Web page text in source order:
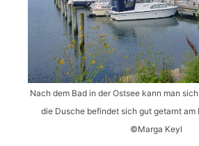
Nach dem Bad in der Ostsee kann man
die Dusche befindet sich gut getarnt am
©Marga Keyl